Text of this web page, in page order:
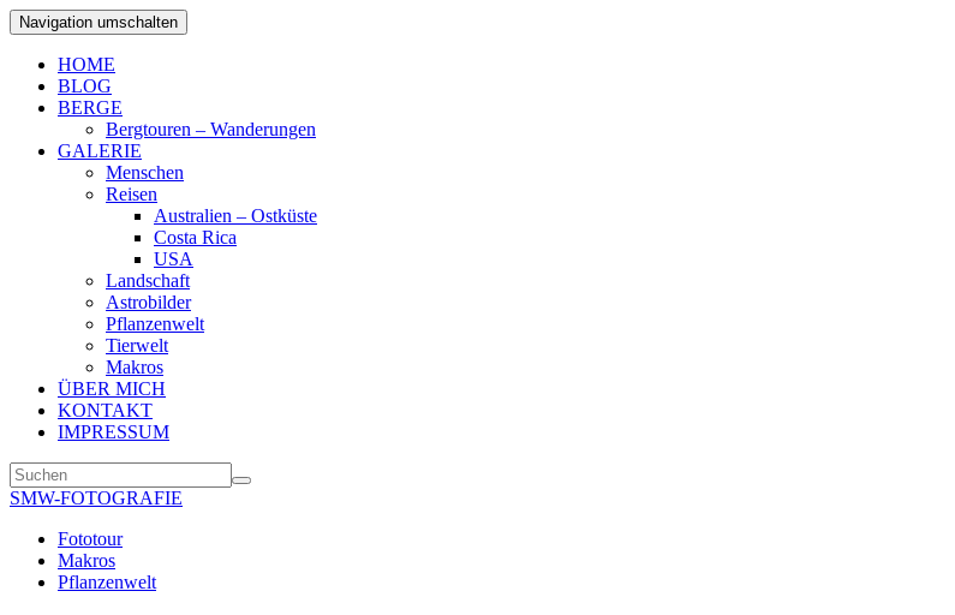
Navigation umschalten
HOME
BLOG
BERGE
Bergtouren – Wanderungen
GALERIE
Menschen
Reisen
Australien – Ostküste
Costa Rica
USA
Landschaft
Astrobilder
Pflanzenwelt
Tierwelt
Makros
ÜBER MICH
KONTAKT
IMPRESSUM
SMW-FOTOGRAFIE
Fototour
Makros
Pflanzenwelt